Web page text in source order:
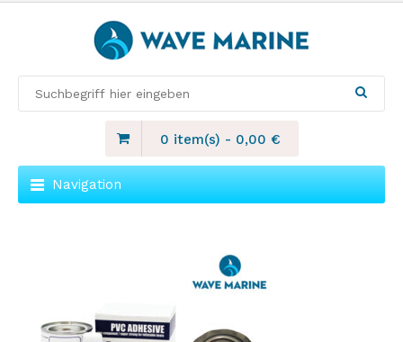
0 item(s) - 0,00 €
Navigation